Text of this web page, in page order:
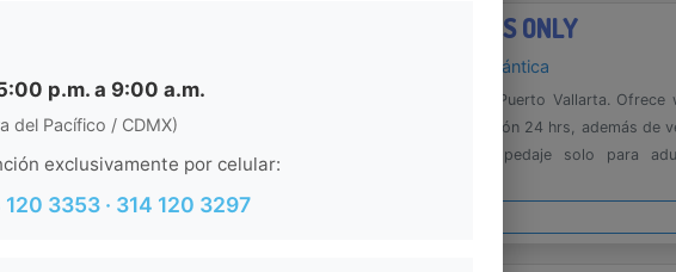
BLUE CHAIRS BY THE SEA - ADULTS ONLY
Puerto Vallarta-Zona Romántica
Blue Chairs by the Sea - Adults Only se sitúa en Puerto Vallarta. Ofrece
gratis en zonas comunes, servicio de spa y recepción 24 hrs, además de
de entradas.Necesitas saber: Alojamiento / hospedaje solo para
p.m. a 9:00 a.m.
del Pacífico / CDMX)
exclusivamente por celular:
120 3353 · 314 120 3297